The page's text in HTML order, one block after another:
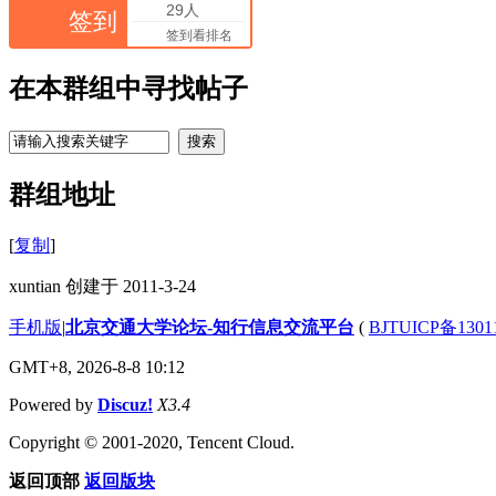
签到 29人
签到看排名
在本群组中寻找帖子
搜索
群组地址
[复制 ]
xuntian 创建于 2011-3-24
手机版|北京交通大学论坛-知行信息交流平台 ( BJTUICP备
GMT+8, 2026-8-8 10:12
Powered by Discuz! X3.4
Copyright © 2001-2020, Tencent Cloud.
返回顶部 返回版块